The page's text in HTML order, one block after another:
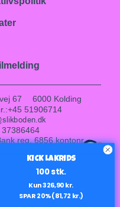
67
6000 Kolding
:+45 51906714
37386464
reg. 6856 kontonr.
LinkedIn
1
KICK LAKRIDS
100 stk.
Kun 326,90 kr.
SPAR 20% (81,72 kr.)